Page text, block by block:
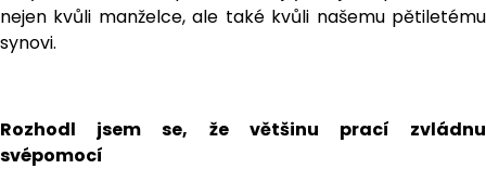
nejen kvůli manželce, ale také kvůli našemu pětiletému
synovi.
Rozhodl jsem se, že většinu prací zvládnu
svépomocí